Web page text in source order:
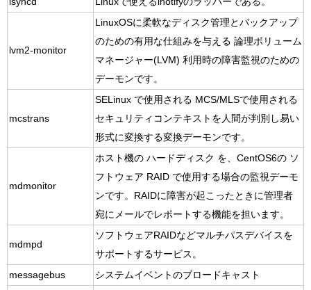
lvm2-monitor
LinuxOSに柔軟なディスク管理とバックアップ
のための有用な仕組みを与える 論理ボリューム
マネージャー(LVM) 利用時の障害監視のための
デーモンです。
mcstrans
SELinux で使用される MCS/MLSで使用される
セキュリティコンテキストを人間が判別し易い
形式に変換する変換デーモンです。
mdmonitor
ホスト機の ハードディスク を、CentOS6の ソ
フトウェア RAID で使用する場合の監視デーモ
ンです。RAIDに障害が起こったときに管理者
宛にメールでレポートする機能を担います。
mdmpd
ソフトウェアRAIDなどマルチパスデバイスを
サポートするサービス。
messagebus
システムイベントのブロードキャスト